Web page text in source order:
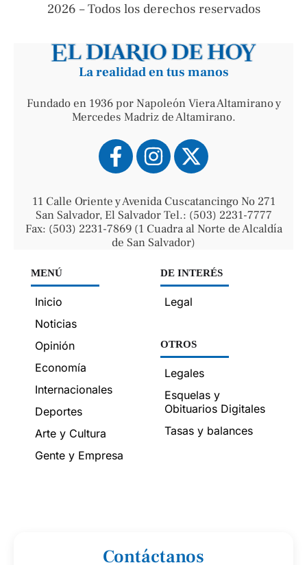
2026 – Todos los derechos reservados
La realidad en tus manos
Fundado en 1936 por Napoleón Viera Altamirano y
Mercedes Madriz de Altamirano.
11 Calle Oriente y Avenida Cuscatancingo No 271
San Salvador, El Salvador Tel.: (503) 2231-7777
Fax: (503) 2231-7869 (1 Cuadra al Norte de Alcaldía
de San Salvador)
MENÚ
Inicio
Noticias
Opinión
Economía
Internacionales
Deportes
Arte y Cultura
Gente y Empresa
DE INTERÉS
Legal
OTROS
Legales
Esquelas y
Obituarios Digitales
Tasas y balances
Contáctanos